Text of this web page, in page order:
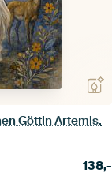
Göttin Artemis.
138,-